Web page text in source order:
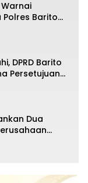
Polres Barito
DPRD Barito
Persetujuan
APBD
Dua
Diduga